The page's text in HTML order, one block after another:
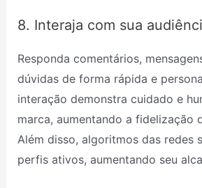
8. Interaja com sua
Responda comentários,
dúvidas de forma rápida e
interação demonstra cuidado e
marca, aumentando a fidelização
Além disso, algoritmos das redes
perfis ativos, aumentando seu